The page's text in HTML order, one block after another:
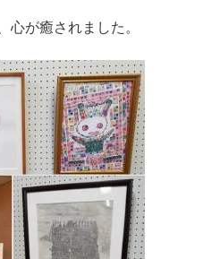
心が癒されました。